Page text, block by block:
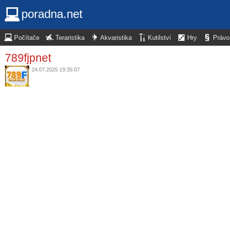
poradna.net
Počítače Teraristika Akvaristika Kutilství Hry Právo
789fjpnet
24.07.2025 19:35:07